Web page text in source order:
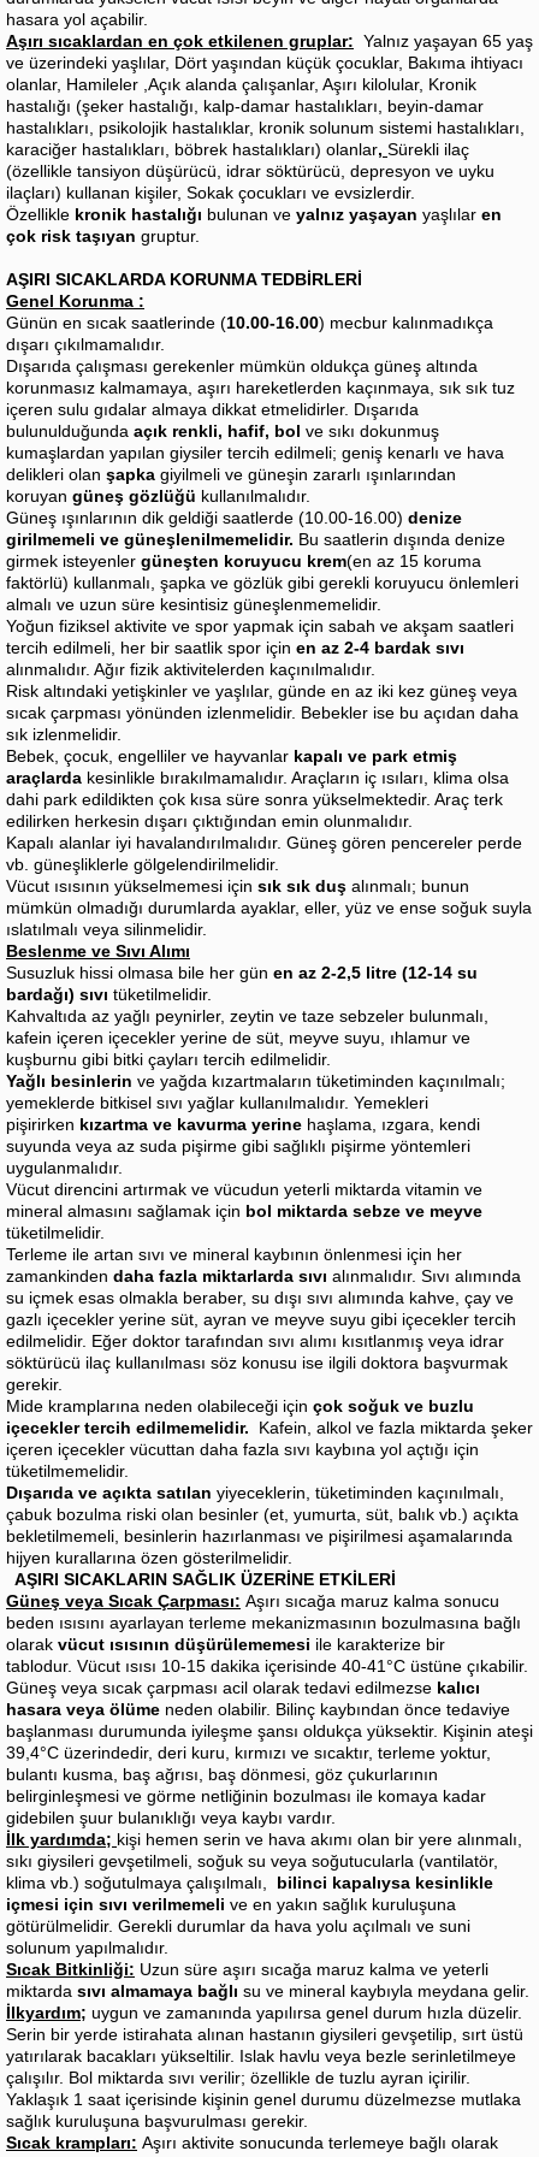
hasara yol açabilir.
Aşırı sıcaklardan en çok etkilenen gruplar: Yalnız yaşayan 65 yaş
ve üzerindeki yaşlılar, Dört yaşından küçük çocuklar, Bakıma ihtiyacı
olanlar, Hamileler ,Açık alanda çalışanlar, Aşırı kilolular, Kronik
hastalığı (şeker hastalığı, kalp-damar hastalıkları, beyin-damar
hastalıkları, psikolojik hastalıklar, kronik solunum sistemi hastalıkları,
karaciğer hastalıkları, böbrek hastalıkları) olanlar, Sürekli ilaç
(özellikle tansiyon düşürücü, idrar söktürücü, depresyon ve uyku
ilaçları) kullanan kişiler, Sokak çocukları ve evsizlerdir.
Özellikle kronik hastalığı bulunan ve yalnız yaşayan yaşlılar en
çok risk taşıyan gruptur.
AŞIRI SICAKLARDA KORUNMA TEDBİRLERİ
Genel Korunma :
Günün en sıcak saatlerinde (10.00-16.00) mecbur kalınmadıkça
dışarı çıkılmamalıdır.
Dışarıda çalışması gerekenler mümkün oldukça güneş altında
korunmasız kalmamaya, aşırı hareketlerden kaçınmaya, sık sık tuz
içeren sulu gıdalar almaya dikkat etmelidirler. Dışarıda
bulunulduğunda açık renkli, hafif, bol ve sıkı dokunmuş
kumaşlardan yapılan giysiler tercih edilmeli; geniş kenarlı ve hava
delikleri olan şapka giyilmeli ve güneşin zararlı ışınlarından
koruyan güneş gözlüğü kullanılmalıdır.
Güneş ışınlarının dik geldiği saatlerde (10.00-16.00) denize
girilmemeli ve güneşlenilmemelidir. Bu saatlerin dışında denize
girmek isteyenler güneşten koruyucu krem(en az 15 koruma
faktörlü) kullanmalı, şapka ve gözlük gibi gerekli koruyucu önlemleri
almalı ve uzun süre kesintisiz güneşlenmemelidir.
Yoğun fiziksel aktivite ve spor yapmak için sabah ve akşam saatleri
tercih edilmeli, her bir saatlik spor için en az 2-4 bardak sıvı
alınmalıdır. Ağır fizik aktivitelerden kaçınılmalıdır.
Risk altındaki yetişkinler ve yaşlılar, günde en az iki kez güneş veya
sıcak çarpması yönünden izlenmelidir. Bebekler ise bu açıdan daha
sık izlenmelidir.
Bebek, çocuk, engelliler ve hayvanlar kapalı ve park etmiş
araçlarda kesinlikle bırakılmamalıdır. Araçların iç ısıları, klima olsa
dahi park edildikten çok kısa süre sonra yükselmektedir. Araç terk
edilirken herkesin dışarı çıktığından emin olunmalıdır.
Kapalı alanlar iyi havalandırılmalıdır. Güneş gören pencereler perde
vb. güneşliklerle gölgelendirilmelidir.
Vücut ısısının yükselmemesi için sık sık duş alınmalı; bunun
mümkün olmadığı durumlarda ayaklar, eller, yüz ve ense soğuk suyla
ıslatılmalı veya silinmelidir.
Beslenme ve Sıvı Alımı
Susuzluk hissi olmasa bile her gün en az 2-2,5 litre (12-14 su
bardağı) sıvı tüketilmelidir.
Kahvaltıda az yağlı peynirler, zeytin ve taze sebzeler bulunmalı,
kafein içeren içecekler yerine de süt, meyve suyu, ıhlamur ve
kuşburnu gibi bitki çayları tercih edilmelidir.
Yağlı besinlerin ve yağda kızartmaların tüketiminden kaçınılmalı;
yemeklerde bitkisel sıvı yağlar kullanılmalıdır. Yemekleri
pişirirken kızartma ve kavurma yerine haşlama, ızgara, kendi
suyunda veya az suda pişirme gibi sağlıklı pişirme yöntemleri
uygulanmalıdır.
Vücut direncini artırmak ve vücudun yeterli miktarda vitamin ve
mineral almasını sağlamak için bol miktarda sebze ve meyve
tüketilmelidir.
Terleme ile artan sıvı ve mineral kaybının önlenmesi için her
zamankinden daha fazla miktarlarda sıvı alınmalıdır. Sıvı alımında
su içmek esas olmakla beraber, su dışı sıvı alımında kahve, çay ve
gazlı içecekler yerine süt, ayran ve meyve suyu gibi içecekler tercih
edilmelidir. Eğer doktor tarafından sıvı alımı kısıtlanmış veya idrar
söktürücü ilaç kullanılması söz konusu ise ilgili doktora başvurmak
gerekir.
Mide kramplarına neden olabileceği için çok soğuk ve buzlu
içecekler tercih edilmemelidir. Kafein, alkol ve fazla miktarda şeker
içeren içecekler vücuttan daha fazla sıvı kaybına yol açtığı için
tüketilmemelidir.
Dışarıda ve açıkta satılan yiyeceklerin, tüketiminden kaçınılmalı,
çabuk bozulma riski olan besinler (et, yumurta, süt, balık vb.) açıkta
bekletilmemeli, besinlerin hazırlanması ve pişirilmesi aşamalarında
hijyen kurallarına özen gösterilmelidir.
AŞIRI SICAKLARIN SAĞLIK ÜZERİNE ETKİLERİ
Güneş veya Sıcak Çarpması: Aşırı sıcağa maruz kalma sonucu
beden ısısını ayarlayan terleme mekanizmasının bozulmasına bağlı
olarak vücut ısısının düşürülememesi ile karakterize bir
tablodur. Vücut ısısı 10-15 dakika içerisinde 40-41°C üstüne çıkabilir.
Güneş veya sıcak çarpması acil olarak tedavi edilmezse kalıcı
hasara veya ölüme neden olabilir. Bilinç kaybından önce tedaviye
başlanması durumunda iyileşme şansı oldukça yüksektir. Kişinin ateşi
39,4°C üzerindedir, deri kuru, kırmızı ve sıcaktır, terleme yoktur,
bulantı kusma, baş ağrısı, baş dönmesi, göz çukurlarının
belirginleşmesi ve görme netliğinin bozulması ile komaya kadar
gidebilen şuur bulanıklığı veya kaybı vardır.
İlk yardımda; kişi hemen serin ve hava akımı olan bir yere alınmalı,
sıkı giysileri gevşetilmeli, soğuk su veya soğutucularla (vantilatör,
klima vb.) soğutulmaya çalışılmalı, bilinci kapalıysa kesinlikle
içmesi için sıvı verilmemeli ve en yakın sağlık kuruluşuna
götürülmelidir. Gerekli durumlar da hava yolu açılmalı ve suni
solunum yapılmalıdır.
Sıcak Bitkinliği: Uzun süre aşırı sıcağa maruz kalma ve yeterli
miktarda sıvı almamaya bağlı su ve mineral kaybıyla meydana gelir.
İlkyardım; uygun ve zamanında yapılırsa genel durum hızla düzelir.
Serin bir yerde istirahata alınan hastanın giysileri gevşetilip, sırt üstü
yatırılarak bacakları yükseltilir. Islak havlu veya bezle serinletilmeye
çalışılır. Bol miktarda sıvı verilir; özellikle de tuzlu ayran içirilir.
Yaklaşık 1 saat içerisinde kişinin genel durumu düzelmezse mutlaka
sağlık kuruluşuna başvurulması gerekir.
Sıcak krampları: Aşırı aktivite sonucunda terlemeye bağlı olarak